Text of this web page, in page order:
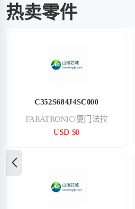
热卖零件
C352S684J4SC000
FARATRONIC/厦门法拉
USD $0